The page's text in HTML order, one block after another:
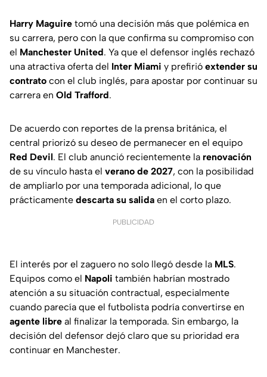
Harry Maguire tomó una decisión más que polémica en
su carrera, pero con la que confirma su compromiso con
el Manchester United. Ya que el defensor inglés rechazó
una atractiva oferta del Inter Miami y prefirió extender su
contrato con el club inglés, para apostar por continuar su
carrera en Old Trafford.
De acuerdo con reportes de la prensa británica, el
central priorizó su deseo de permanecer en el equipo
Red Devil. El club anunció recientemente la renovación
de su vínculo hasta el verano de 2027, con la posibilidad
de ampliarlo por una temporada adicional, lo que
prácticamente descarta su salida en el corto plazo.
PUBLICIDAD
El interés por el zaguero no solo llegó desde la MLS.
Equipos como el Napoli también habrían mostrado
atención a su situación contractual, especialmente
cuando parecía que el futbolista podría convertirse en
agente libre al finalizar la temporada. Sin embargo, la
decisión del defensor dejó claro que su prioridad era
continuar en Manchester.